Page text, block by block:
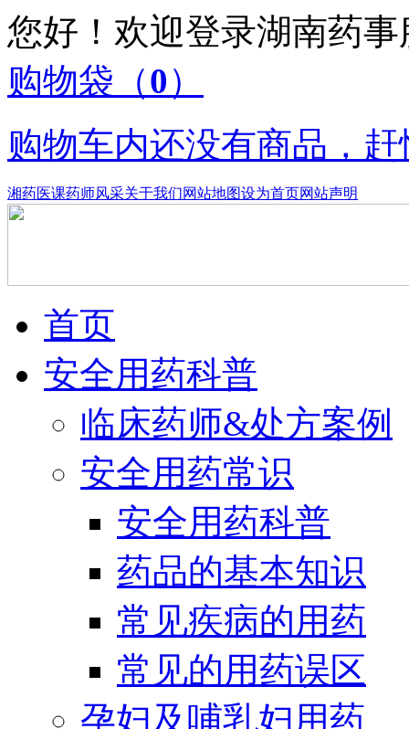
您好！欢迎登录湖南药
购物袋 （0）
购物车内还没有商品，
湘药医课药师风采关于我们网站地图设为首页网站声明
首页
安全用药科普
临床药师&处方案例
安全用药常识
安全用药科普
药品的基本知识
常见疾病的用药
常见的用药误区
孕妇及哺乳妇用药